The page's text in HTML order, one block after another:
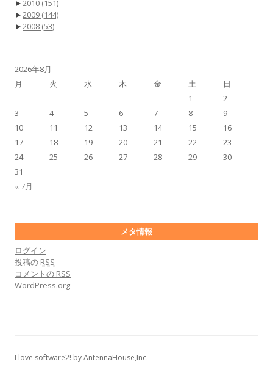
►2010 (151)
►2009 (144)
►2008 (53)
2026年8月
月
火 水 木 金 土 日
« 7月
1
2
3
4 5 6 7 8
9
10
11 12 13 14 15
16
17
18 19 20 21 22
23
24
25 26 27 28 29
30
31
メタ情報
ログイン
投稿の RSS
コメントの RSS
WordPress.org
I love software2! by AntennaHouse,Inc.